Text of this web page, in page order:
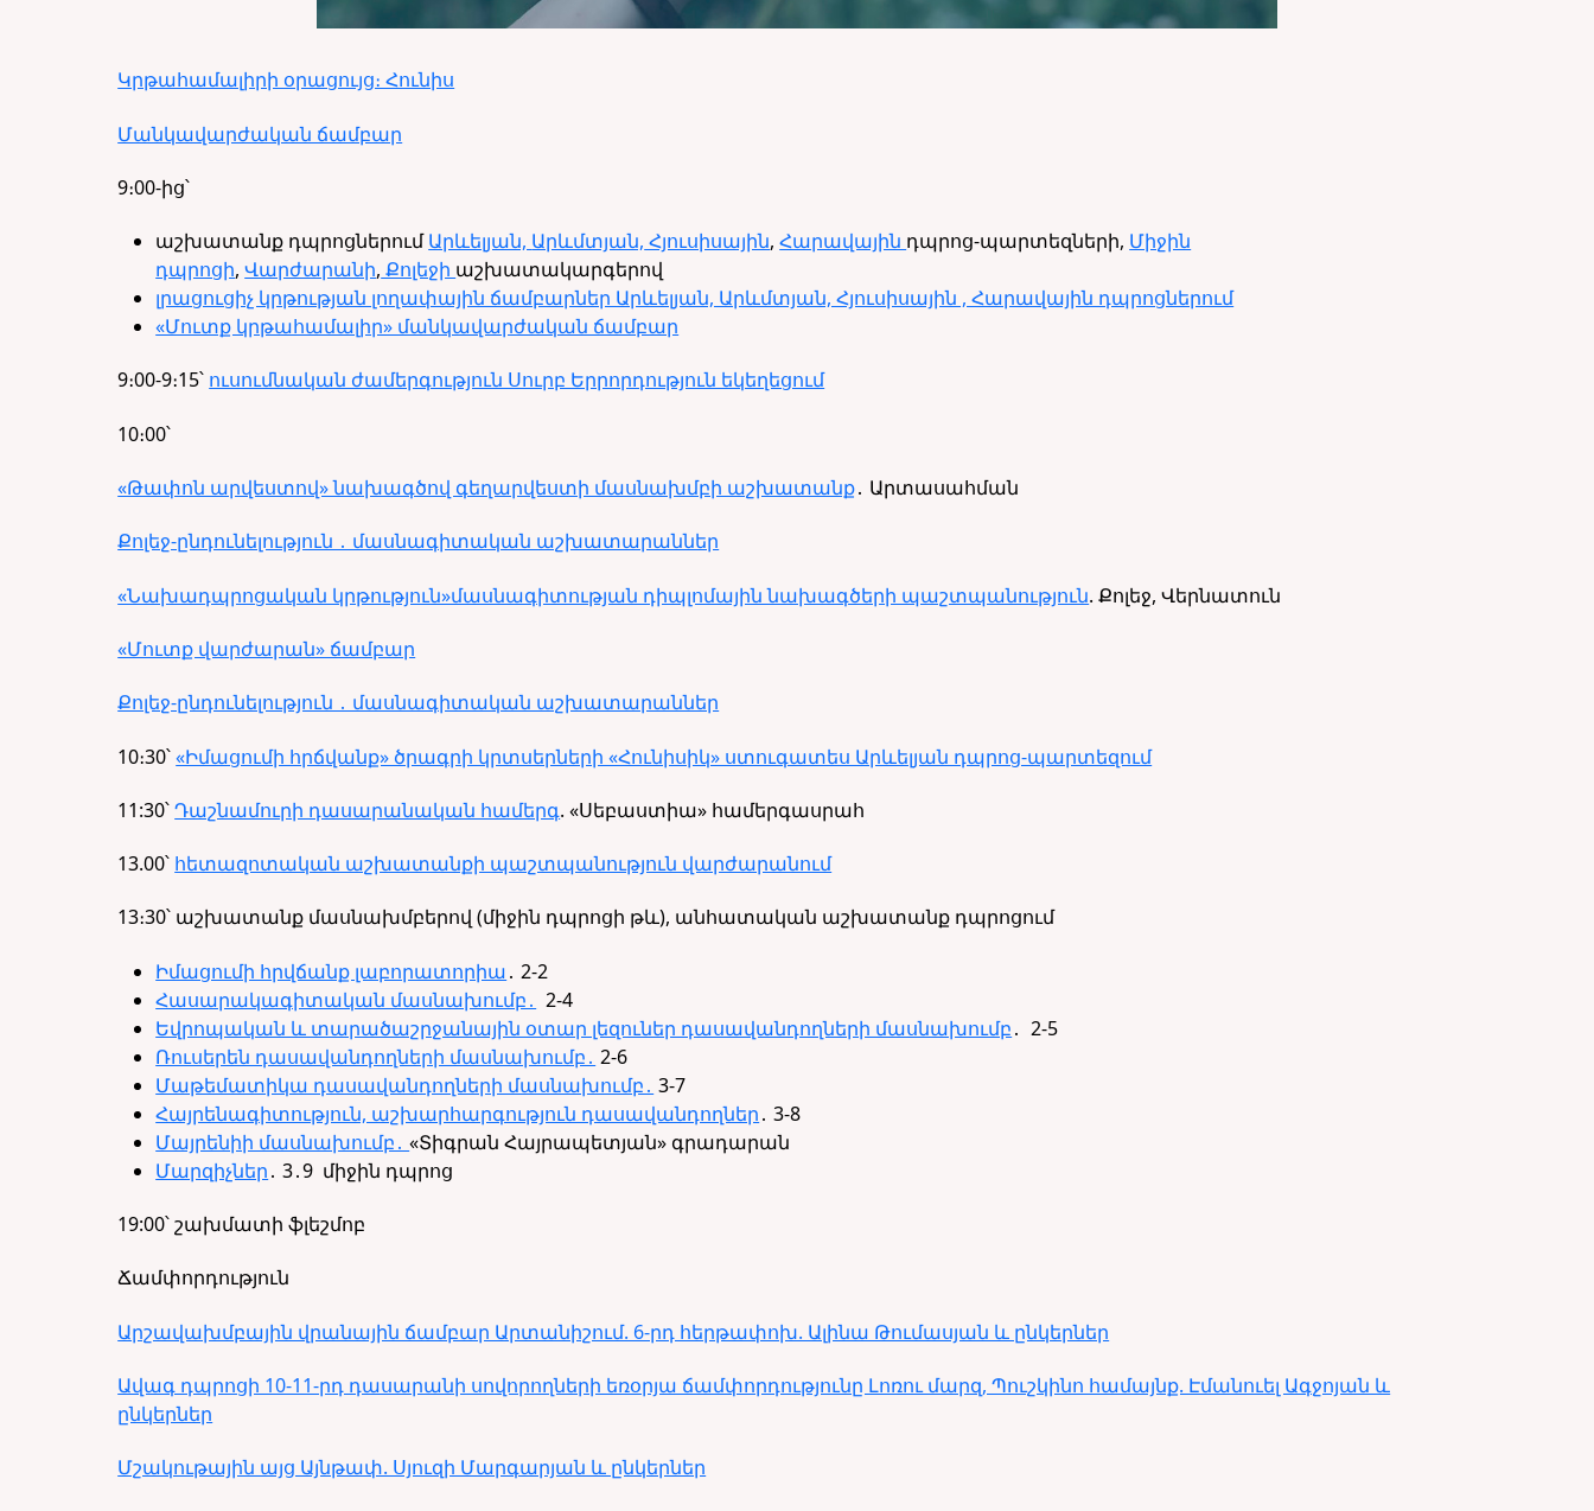
Կրթահամալիրի օրացույց։ Հունիս
Մանկավարժական ճամբար
9։00-ից՝
աշխատանք դպրոցներումԱրևելյան, Արևմտյան, Հյուսիսային,Հարավային դպրոց-պարտեզների, Միջին
դպրոցի,Վարժարանի, Քոլեջի աշխատակարգերով
լրացուցիչ կրթության լողափային ճամբարներ Արևելյան, Արևմտյան, Հյուսիսային , Հարավային դպրոցներում
«Մուտք կրթահամալիր» մանկավարժական ճամբար
9։00-9։15՝ ուսումնական ժամերգություն Սուրբ Երրորդություն եկեղեցում
10։00՝
«Թափոն արվեստով» նախագծով գեղարվեստի մասնախմբի աշխատանք․ Արտասահման
Քոլեջ-ընդունելություն ․ մասնագիտական աշխատարաններ
«Նախադպրոցական կրթություն»մասնագիտության դիպլոմային նախագծերի պաշտպանություն. Քոլեջ, Վերնատուն
«Մուտք վարժարան» ճամբար
Քոլեջ-ընդունելություն ․ մասնագիտական աշխատարաններ
10։30՝«Իմացումի հրճվանք» ծրագրի կրտսերների «Հունիսիկ» ստուգատես Արևելյան դպրոց-պարտեզում
11:30՝Դաշնամուրի դասարանական համերգ. «Սեբաստիա» համերգասրահ
13.00՝ հետազոտական աշխատանքի պաշտպանություն վարժարանում
13։30՝ աշխատանք մասնախմբերով (միջին դպրոցի թև), անհատական աշխատանք դպրոցում
Իմացումի հրվճանք լաբորատորիա․ 2-2
Հասարակագիտական մասնախումբ․ 2-4
Եվրոպական և տարածաշրջանային օտար լեզուներ դասավանդողների մասնախումբ․ 2-5
Ռուսերեն դասավանդողների մասնախումբ․ 2-6
Մաթեմատիկա դասավանդողների մասնախումբ․ 3-7
Հայրենագիտություն, աշխարհարգություն դասավանդողներ․ 3-8
Մայրենիի մասնախումբ․«Տիգրան Հայրապետյան» գրադարան
Մարզիչներ․ 3․9 միջին դպրոց
19:00՝ շախմատի ֆլեշմոբ
Ճամփորդություն
Արշավախմբային վրանային ճամբար Արտանիշում. 6-րդ հերթափոխ. Ալինա Թումասյան և ընկերներ
Ավագ դպրոցի 10-11-րդ դասարանի սովորողների եռօրյա ճամփորդությունը Լոռու մարզ, Պուշկինո համայնք. Էմանուել Ագջոյան և
ընկերներ
Մշակութային այց Այնթափ. Սյուզի Մարգարյան և ընկերներ